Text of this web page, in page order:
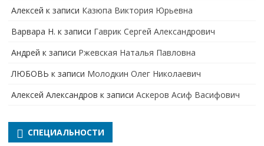
Алексей к записи Казюпа Виктория Юрьевна
Варвара Н. к записи Гаврик Сергей Александрович
Андрей к записи Ржевская Наталья Павловна
ЛЮБОВЬ к записи Молодкин Олег Николаевич
Алексей Александров к записи Аскеров Асиф Васифович
СПЕЦИАЛЬНОСТИ